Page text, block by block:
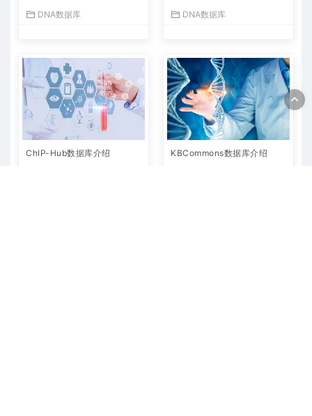
DNA数据库 DNA数据库
ChIP-Hub数据库介绍 KBCommons数据库介绍